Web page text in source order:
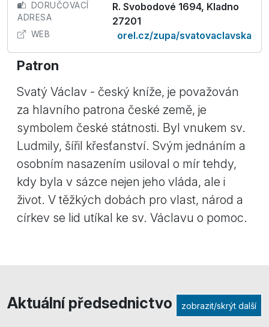
DORUČOVACÍ
ADRESA
R. Svobodové 1694, Kladno
27201
WEB orel.cz/zupa/svatovaclavska
Patron
Svatý Václav - český kníže, je považován
za hlavního patrona české země, je
symbolem české státnosti. Byl vnukem sv.
Ludmily, šířil křesťanství. Svým jednáním a
osobním nasazením usiloval o mír tehdy,
kdy byla v sázce nejen jeho vláda, ale i
život. V těžkých dobách pro vlast, národ a
církev se lid utíkal ke sv. Václavu o pomoc.
Aktuální předsednictvo zobrazit/skrýt další